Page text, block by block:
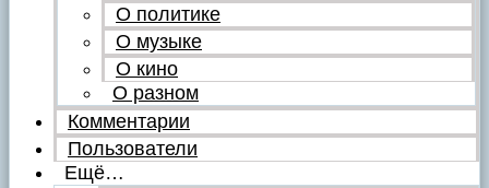
О политике
О музыке
О кино
О разном
Комментарии
Пользователи
Ещё…